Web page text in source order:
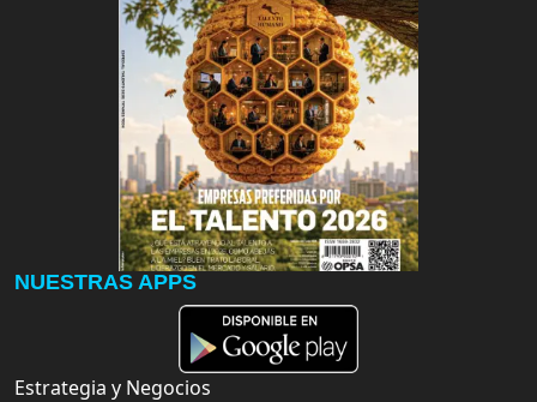
NUESTRAS APPS
Estrategia y Negocios